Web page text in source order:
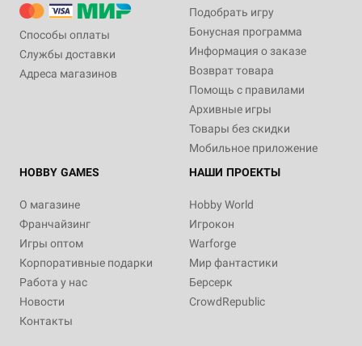
Способы оплаты
Службы доставки
Адреса магазинов
Подобрать игру
Бонусная программа
Информация о заказе
Возврат товара
Помощь с правилами
Архивные игры
Товары без скидки
Мобильное приложение
HOBBY GAMES
О магазине
Франчайзинг
Игры оптом
Корпоративные подарки
Работа у нас
Новости
Контакты
НАШИ ПРОЕКТЫ
Hobby World
Игрокон
Warforge
Мир фантастики
Берсерк
CrowdRepublic